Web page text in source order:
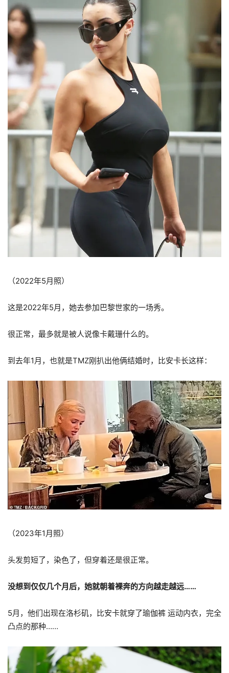
（2022年5月照）
这是2022年5月，她去参加巴黎世家的一场秀。
很正常，最多就是被人说像卡戴珊什么的。
到去年1月，也就是TMZ刚扒出他俩结婚时，比安卡长这样：
（2023年1月照）
头发剪短了，染色了，但穿着还是很正常。
没想到仅仅几个月后，她就朝着裸奔的方向越走越远……
5月，他们出现在洛杉矶，比安卡就穿了瑜伽裤 运动内衣，完全
凸点的那种……